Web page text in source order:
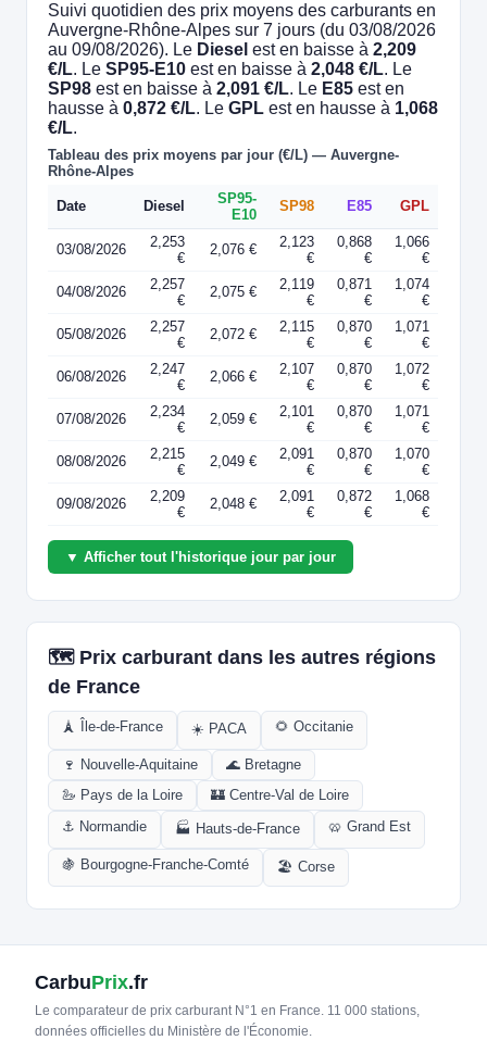
Suivi quotidien des prix moyens des carburants en
Auvergne-Rhône-Alpes sur 7 jours (du 03/08/2026
au 09/08/2026). Le Diesel est en baisse à2,209
€/L. LeSP95-E10 est en baisse à2,048 €/L. Le
SP98 est en baisse à2,091 €/L. Le E85 est en
hausse à0,872 €/L. LeGPL est en hausse à 1,068
€/L.
Tableau des prix moyens par jour (€/L) — Auvergne-
Rhône-Alpes
Date Diesel
SP95-
E10
SP98 E85 GPL
03/08/2026
2,253
€
2,076 €
2,123
€
0,868
€
1,066
€
04/08/2026
2,257
€
2,075 €
2,119
€
0,871
€
1,074
€
05/08/2026
2,257
€
2,072 €
2,115
€
0,870
€
1,071
€
06/08/2026
2,247
€
2,066 €
2,107
€
0,870
€
1,072
€
07/08/2026
2,234
€
2,059 €
2,101
€
0,870
€
1,071
€
08/08/2026
2,215
€
2,049 €
2,091
€
0,870
€
1,070
€
09/08/2026
2,209
€
2,048 €
2,091
€
0,872
€
1,068
€
▼ Afficher tout l'historique jour par jour
🗺️ Prix carburant dans les autres régions
de France
🗼 Île-de-France ☀️ PACA 🌻 Occitanie
🍷 Nouvelle-Aquitaine
🌊 Bretagne
🦢 Pays de la Loire
🏰 Centre-Val de Loire
⚓ Normandie
🏭 Hauts-de-France 🥨 Grand Est
🍇 Bourgogne-Franche-Comté 🏖️ Corse
CarbuPrix.fr
Le comparateur de prix carburant N°1 en France. 11 000 stations,
données officielles du Ministère de l'Économie.